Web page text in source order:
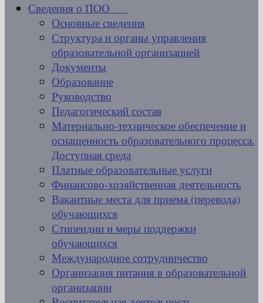
Сведения о ПОО
Основные сведения
Структура и органы управления
образовательной организацией
Документы
Образование
Руководство
Педагогический состав
Материально-техническое обеспечение и
оснащенность образовательного процесса.
Доступная среда
Платные образовательные услуги
Финансово-хозяйственная деятельность
Вакантные места для приема (перевода)
обучающихся
Стипендии и меры поддержки
обучающихся
Международное сотрудничество
Организация питания в образовательной
организации